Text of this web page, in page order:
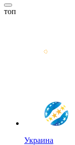
топ
Украина